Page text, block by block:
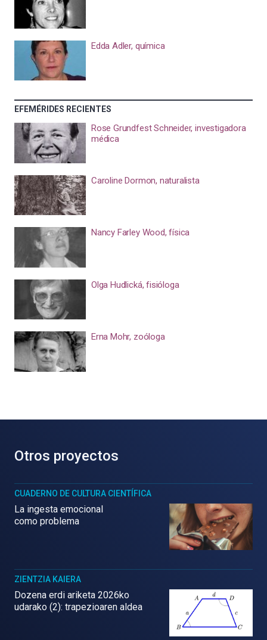
Edda Adler, química
EFEMÉRIDES RECIENTES
Rose Grundfest Schneider, investigadora
médica
Caroline Dormon, naturalista
Nancy Farley Wood, física
Olga Hudlická, fisióloga
Erna Mohr, zoóloga
Otros proyectos
CUADERNO DE CULTURA CIENTÍFICA
La ingesta emocional
como problema
ZIENTZIA KAIERA
Dozena erdi ariketa 2026ko
udarako (2): trapezioaren aldea